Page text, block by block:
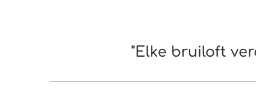
"Elke bruiloft